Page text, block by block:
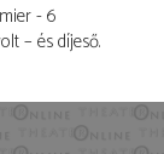
- 6
– és díjeső.